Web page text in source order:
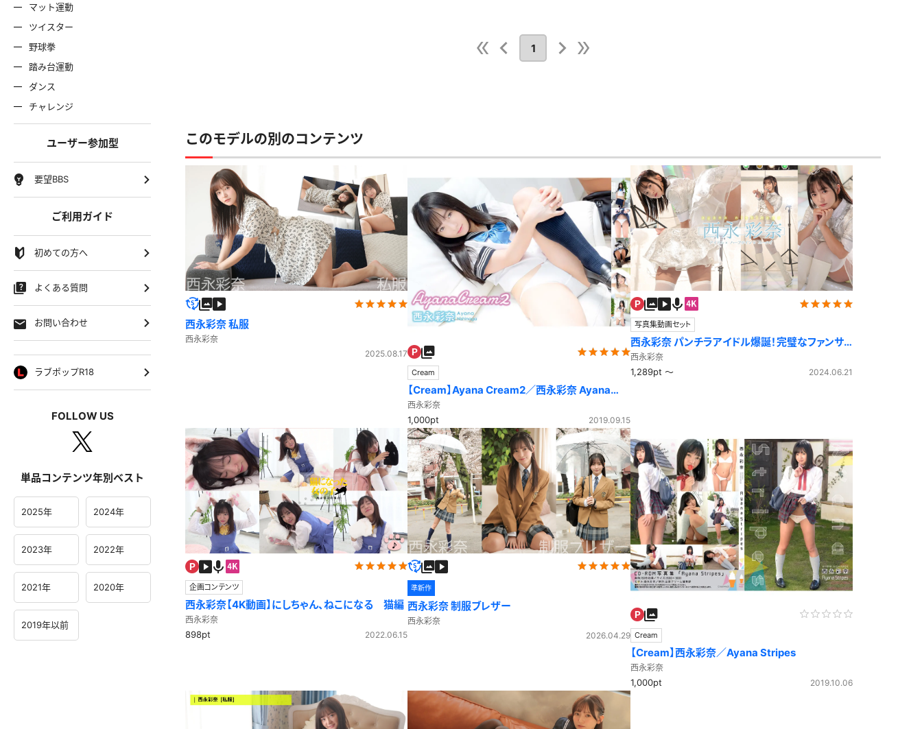
マット運動
ツイスター
野球拳
踏み台運動
ダンス
チャレンジ
ユーザー参加型
要望BBS
ご利用ガイド
初めての方へ
よくある質問
お問い合わせ
ラブポップR18
FOLLOW US
単品コンテンツ年別ベスト
2025年 2024年
2023年 2022年
2021年 2020年
2019年以前
1
このモデルの別のコンテンツ
西永彩奈 私服
西永彩奈
2025.08.17
Cream
【Cream】Ayana Cream2／西永彩奈 Ayana
Nishinaga
西永彩奈
1,000pt 2019.09.15
写真集動画セット
西永彩奈 パンチラアイドル爆誕！完璧なファンサ
に胸いっぱい！アイドル風
西永彩奈
1,289pt ～ 2024.06.21
企画コンテンツ
西永彩奈【4K動画】にしちゃん、ねこになる 猫編
西永彩奈
898pt 2022.06.15
準新作
西永彩奈 制服ブレザー
西永彩奈
2026.04.29 Cream
【Cream】西永彩奈／Ayana Stripes
西永彩奈
1,000pt 2019.10.06